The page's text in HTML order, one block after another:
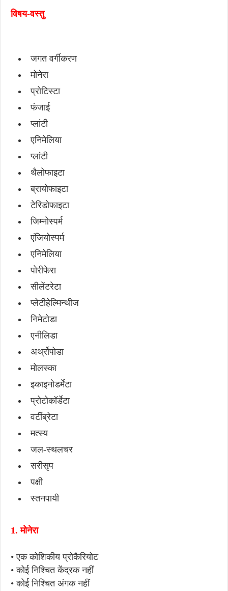
विषय-वस्तु
जगत वर्गीकरण
मोनेरा
प्रोटिस्टा
फंजाई
प्लांटी
एनिमेलिया
प्लांटी
थैलोफाइटा
ब्रायोफाइटा
टेरिडोफाइटा
जिम्नोस्पर्म
एंजियोस्पर्म
एनिमेलिया
पोरीफेरा
सीलेंटरेटा
प्लेटीहेल्मिन्थीज
निमेटोडा
एनीलिडा
अर्थ्रोपोडा
मोलस्का
इकाइनोडर्मेटा
प्रोटोकॉर्डेटा
वर्टीब्रेटा
मत्स्य
जल-स्थलचर
सरीसृप
पक्षी
स्तनपायी
1. मोनेरा
• एक कोशिकीय प्रोकैरियोट
• कोई निश्चित केंद्रक नहीं
• कोई निश्चित अंगक नहीं